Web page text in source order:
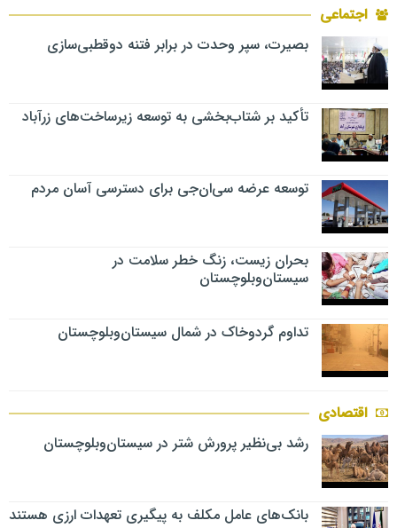
اجتماعی
بصیرت، سپر وحدت در برابر فتنه دوقطبی‌سازی
تأکید بر شتاب‌بخشی به توسعه زیرساخت‌های زرآباد
توسعه عرضه سی‌ان‌جی برای دسترسی آسان مردم
بحران زیست، زنگ خطر سلامت در
سیستان‌وبلوچستان
تداوم گردوخاک در شمال سیستان‌وبلوچستان
اقتصادی
رشد بی‌نظیر پرورش شتر در سیستان‌وبلوچستان
بانک‌های عامل مکلف به پیگیری تعهدات ارزی هستند